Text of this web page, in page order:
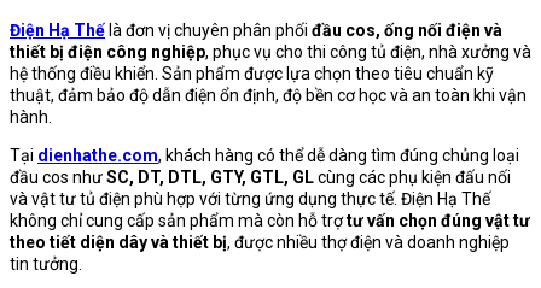
Điện Hạ Thế là đơn vị chuyên phân phối đầu cos, ống nối điện và
thiết bị điện công nghiệp, phục vụ cho thi công tủ điện, nhà xưởng và
hệ thống điều khiển. Sản phẩm được lựa chọn theo tiêu chuẩn kỹ
thuật, đảm bảo độ dẫn điện ổn định, độ bền cơ học và an toàn khi vận
hành.
Tại dienhathe.com, khách hàng có thể dễ dàng tìm đúng chủng loại
đầu cos nhưSC, DT, DTL, GTY, GTL, GLcùng các phụ kiện đấu nối
và vật tư tủ điện phù hợp với từng ứng dụng thực tế. Điện Hạ Thế
không chỉ cung cấp sản phẩm mà còn hỗ trợtư vấn chọn đúng vật tư
theo tiết diện dây và thiết bị, được nhiều thợ điện và doanh nghiệp
tin tưởng.